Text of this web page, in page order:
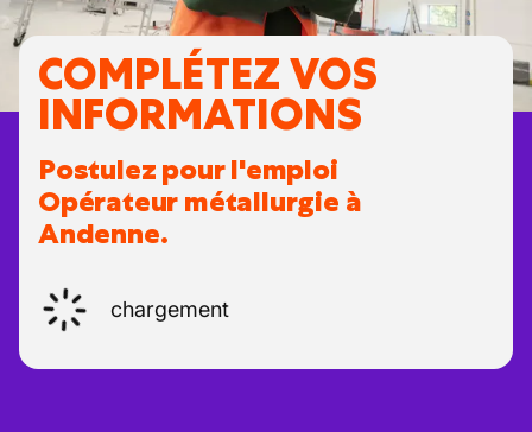
COMPLÉTEZ VOS
INFORMATIONS
Postulez pour l'emploi
Opérateur métallurgie à
Andenne.
chargement